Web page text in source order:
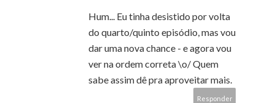
Hum... Eu tinha desistido por volta
do quarto/quinto episódio, mas vou
dar uma nova chance - e agora vou
ver na ordem correta \o/ Quem
sabe assim dê pra aproveitar mais.
Responder